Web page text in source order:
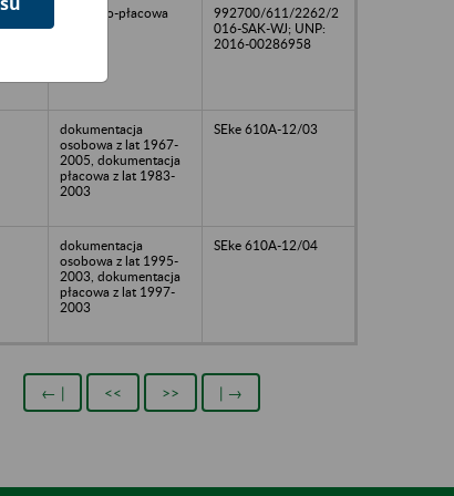
osobowo-płacowa
992700/611/2262/2
016-SAK-WJ; UNP:
2016-00286958
dokumentacja
osobowa z lat 1967-
2005, dokumentacja
płacowa z lat 1983-
2003
SEke 610A-12/03
dokumentacja
osobowa z lat 1995-
2003, dokumentacja
płacowa z lat 1997-
2003
SEke 610A-12/04
← | << >> | →